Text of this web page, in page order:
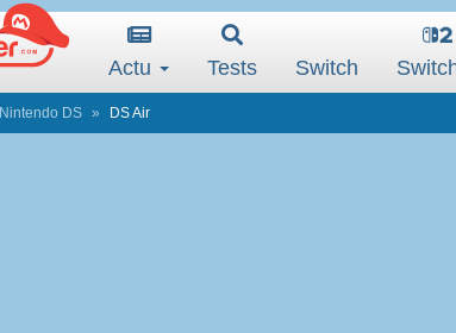
Actu Tests Switch
Nintendo DS DS Air